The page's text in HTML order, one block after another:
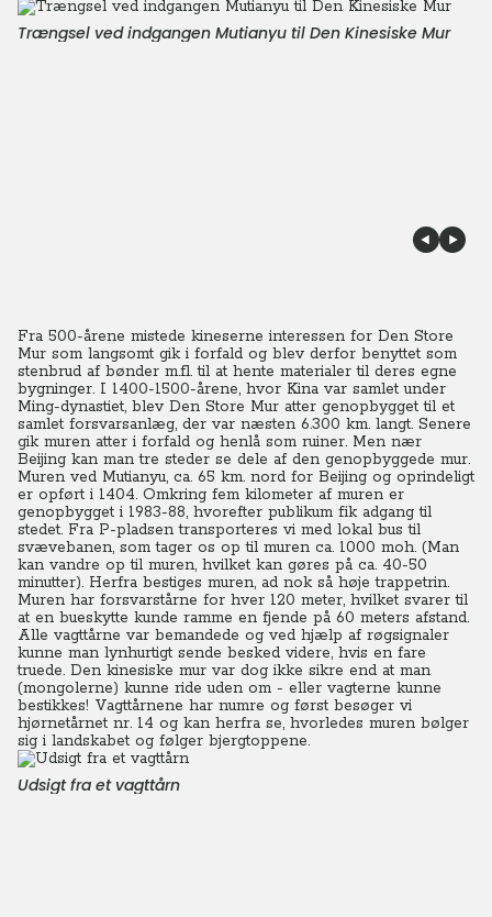
Trængsel ved indgangen Mutianyu til Den Kinesiske Mur
Fra 500-årene mistede kineserne interessen for Den Store
Mur som langsomt gik i forfald og blev derfor benyttet som
stenbrud af bønder m.fl. til at hente materialer til deres egne
bygninger. I 1400-1500-årene, hvor Kina var samlet under
Ming-dynastiet, blev Den Store Mur atter genopbygget til et
samlet forsvarsanlæg, der var næsten 6.300 km. langt. Senere
gik muren atter i forfald og henlå som ruiner. Men nær
Beijing kan man tre steder se dele af den genopbyggede mur.
Muren ved Mutianyu, ca. 65 km. nord for Beijing og oprindeligt
er opført i 1404. Omkring fem kilometer af muren er
genopbygget i 1983-88, hvorefter publikum fik adgang til
stedet. Fra P-pladsen transporteres vi med lokal bus til
svævebanen, som tager os op til muren ca. 1000 moh. (Man
kan vandre op til muren, hvilket kan gøres på ca. 40-50
minutter). Herfra bestiges muren, ad nok så høje trappetrin.
Muren har forsvarstårne for hver 120 meter, hvilket svarer til
at en bueskytte kunde ramme en fjende på 60 meters afstand.
Alle vagttårne var bemandede og ved hjælp af røgsignaler
kunne man lynhurtigt sende besked videre, hvis en fare
truede. Den kinesiske mur var dog ikke sikre end at man
(mongolerne) kunne ride uden om - eller vagterne kunne
bestikkes! Vagttårnene har numre og først besøger vi
hjørnetårnet nr. 14 og kan herfra se, hvorledes muren bølger
sig i landskabet og følger bjergtoppene.
Udsigt fra et vagttårn